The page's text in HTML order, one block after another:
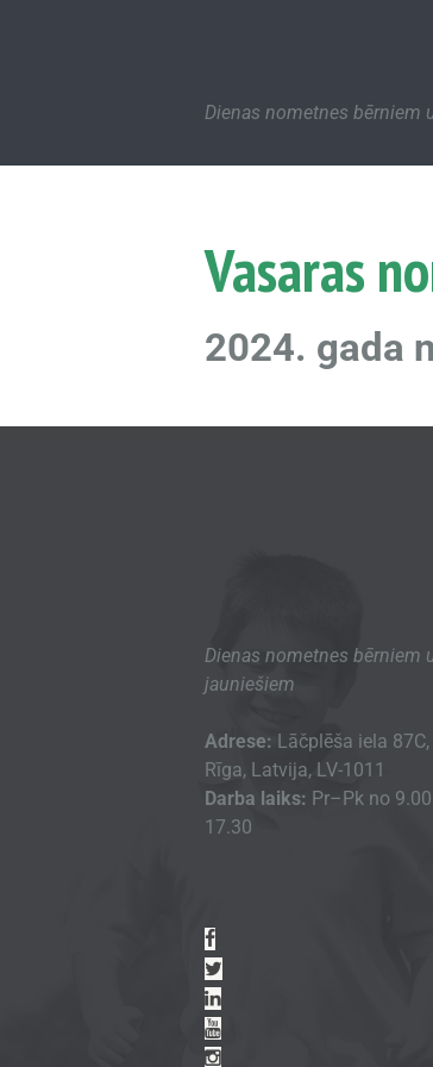
Dienas nometnes bērniem
Vasaras
2024. gada
Dienas nometnes bērniem
jauniešiem
Adrese: Lāčplēša iela 87C,
Rīga, Latvija, LV-1011
Darba laiks: Pr–Pk no
17.30